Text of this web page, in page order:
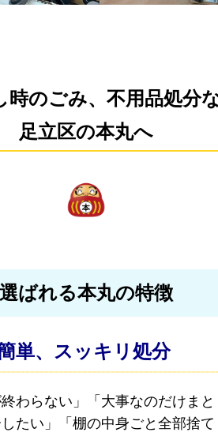
時のごみ、不用品処分
足立区の本丸へ
選ばれる本丸の特徴
単、スッキリ処分
わらない」「大事なのだけまと
たい」「棚の中身ごと全部捨て